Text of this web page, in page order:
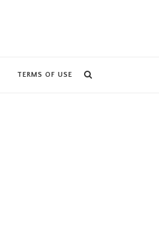
TERMS OF USE